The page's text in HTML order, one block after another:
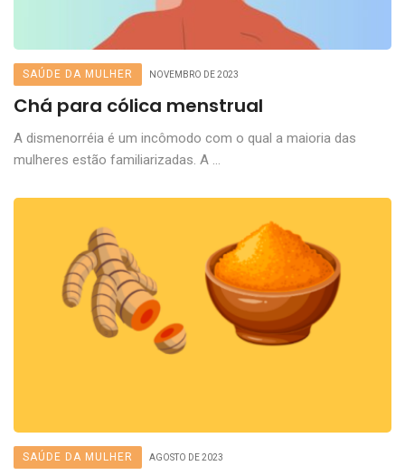
SAÚDE DA MULHER NOVEMBRO DE 2023
Chá para cólica menstrual
A dismenorréia é um incômodo com o qual a maioria das
mulheres estão familiarizadas. A ...
SAÚDE DA MULHER AGOSTO DE 2023